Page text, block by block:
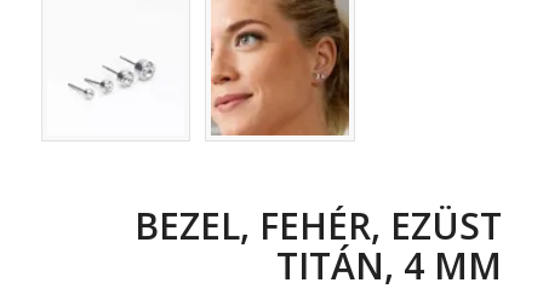
BEZEL, FEHÉR, EZÜST
TITÁN, 4 MM